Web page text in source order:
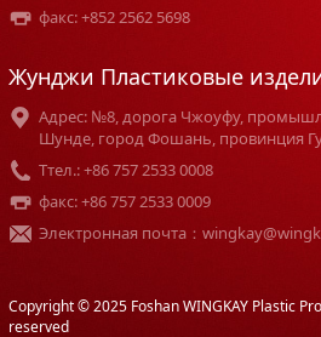
факс: +852 2562 5698
Жунджи Пластиковые
Адрес: №8, дорога Чжоуфу,
Шунде, город Фошань, провинция
Tтел.: +86 757 2533 0008
факс: +86 757 2533 0009
Электронная почта：
Copyright © 2025 Foshan WINGKAY Plastic
reserved